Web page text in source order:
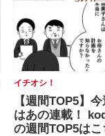
イチオシ！
【週間TOP5】
はあの連載！
の週間TOP5はこ